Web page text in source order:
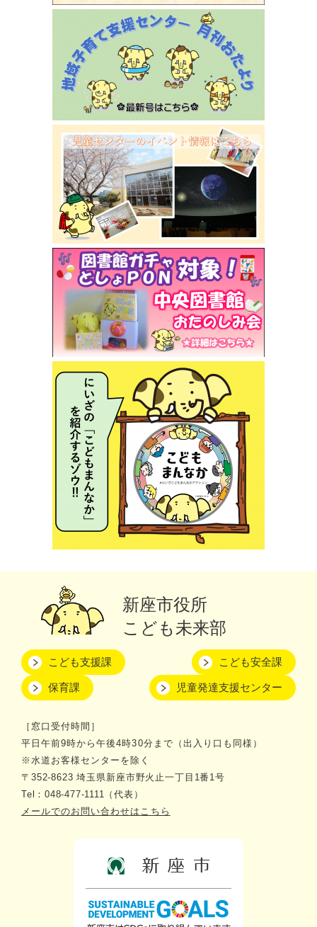
新座市役所
こども未来部
こども支援課
保育課
こども安全課
児童発達支援センター
［窓口受付時間］
平日午前9時から午後4時30分まで（出入り口も同様）
※水道お客様センターを除く
〒352-8623 埼玉県新座市野火止一丁目1番1号
Tel：048-477-1111（代表）
メールでのお問い合わせはこちら